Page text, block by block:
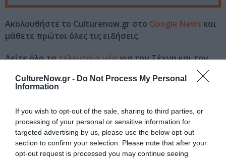
CultureNow.gr - Do Not Process My Personal
Information
If you wish to opt-out of the sale, sharing to third parties, or
processing of your personal or sensitive information for
targeted advertising by us, please use the below opt-out
section to confirm your selection. Please note that after your
opt-out request is processed you may continue seeing
Ακολουθήστε το Culturenow.gr στο Google News και
μάθετε πρώτοι όλες τις ειδήσεις
Δείτε όλα τατελευταία νέαγια την Τέχνη και τον
Tags
ΕΚΔΟΣΕΙΣ ΒΑΚΧΙΚΟΝ
ΕΛΛΗΝΕΣ ΣΥΓΓΡΑΦΕΙΣ
ΠΟΙΗΣΗ